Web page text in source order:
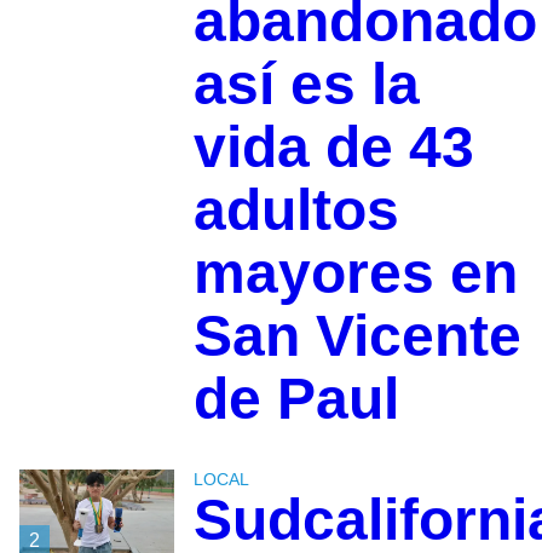
así es la
vida de 43
adultos
mayores en
San Vicente
de Paul
2
LOCAL